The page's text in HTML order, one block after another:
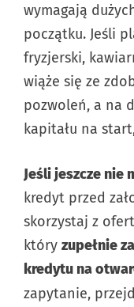
wymagają
początku. Jeśli
fryzjerski,
wiąże się ze
pozwoleń, a na
kapitału na
Jeśli jeszcze nie
kredyt przed
skorzystaj z
który zupełnie
kredytu na
zapytanie,